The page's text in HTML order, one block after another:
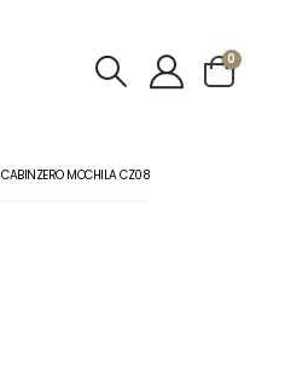
0
CABINZERO MOCHILA CZ08